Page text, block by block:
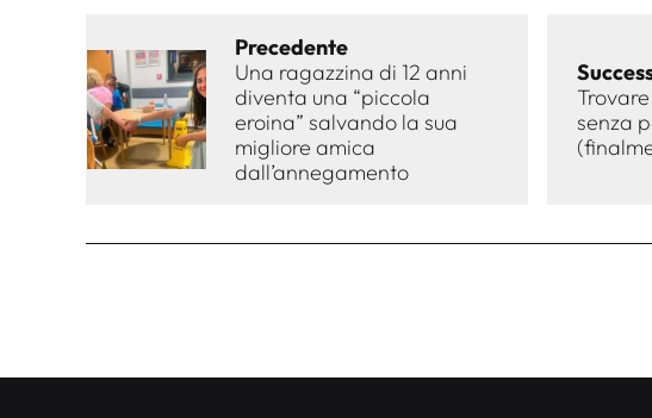
Precedente
Una ragazzina di 12 anni
diventa una “piccola
eroina” salvando la sua
migliore amica
dall’annegamento
senza